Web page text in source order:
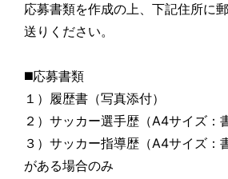
応募書類を作成の上、下記住所に
送りください。
◼️応募書類
１）履歴書（写真添付）
２）サッカー選手歴（A4サイズ：
３）サッカー指導歴（A4サイズ：
がある場合のみ